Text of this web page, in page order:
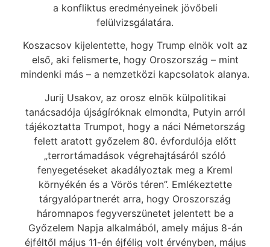
a konfliktus eredményeinek jövőbeli
felülvizsgálatára.
Koszacsov kijelentette, hogy Trump elnök volt az
első, aki felismerte, hogy Oroszország – mint
mindenki más – a nemzetközi kapcsolatok alanya.
Jurij Usakov, az orosz elnök külpolitikai
tanácsadója újságíróknak elmondta, Putyin arról
tájékoztatta Trumpot, hogy a náci Németország
felett aratott győzelem 80. évfordulója előtt
„terrortámadások végrehajtásáról szóló
fenyegetéseket akadályoztak meg a Kreml
környékén és a Vörös téren”. Emlékeztette
tárgyalópartnerét arra, hogy Oroszország
háromnapos fegyverszünetet jelentett be a
Győzelem Napja alkalmából, amely május 8-án
éjféltől május 11-én éjfélig volt érvényben, május